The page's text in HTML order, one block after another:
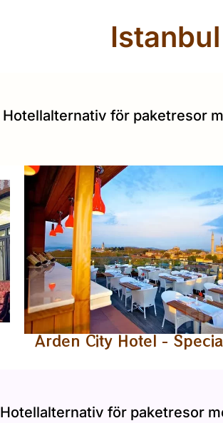
Hotellalternativ för paketresor
Arden City Hotel -
Hotellalternativ för paketresor